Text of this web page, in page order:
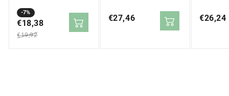
-7%
Prix
en
€18,38
Prix
régulier
€19,92
DUPLO 2x750 ml
Prix
€27,46
Prix
€26,24